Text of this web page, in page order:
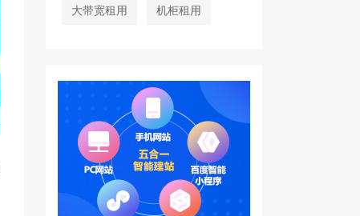
大带宽租用 机柜租用